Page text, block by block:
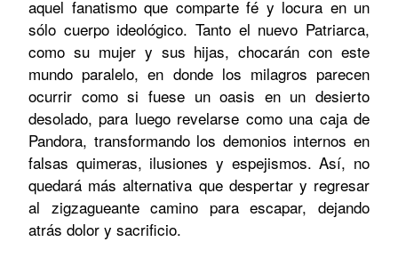
aquel fanatismo que comparte fé y locura en un
sólo cuerpo ideológico. Tanto el nuevo Patriarca,
como su mujer y sus hijas, chocarán con este
mundo paralelo, en donde los milagros parecen
ocurrir como si fuese un oasis en un desierto
desolado, para luego revelarse como una caja de
Pandora, transformando los demonios internos en
falsas quimeras, ilusiones y espejismos. Así, no
quedará más alternativa que despertar y regresar
al zigzagueante camino para escapar, dejando
atrás dolor y sacrificio.